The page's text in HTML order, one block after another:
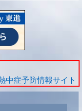
中症予防情報サイト